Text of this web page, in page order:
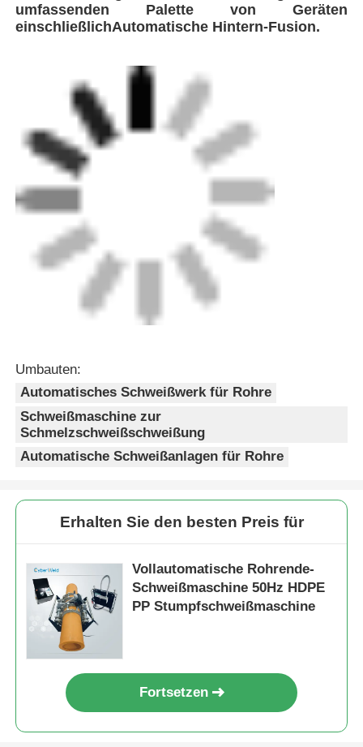
Automatisches Schweißwerk für Rohre
Schweißmaschine zur
Automatische Schweißanlagen für Rohre
Erhalten Sie den besten Preis für
Vollautomatische Rohrende-
Schweißmaschine 50Hz HDPE
PP Stumpfschweißmaschine
Fortsetzen
Empfohlene Produkte
Vollautomatische
Butt Fusion Maschine
PP HDPE Auto
Rohrschweißer 110V -
220VAnfrage absenden
10.0 kVA Leistung
Automatische Butt